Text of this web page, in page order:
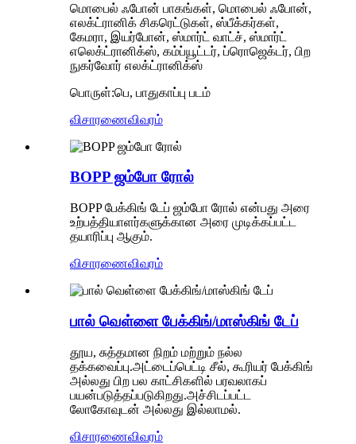
மொபைல் ஃபோன் பாகங்கள், மொபைல் ஃபோன்,
எலக்ட்ரானிக் சிகரெட்டுகள், ஸ்பீக்கர்கள்,
கேமரா, இயர்போன், ஸ்மார்ட் வாட்ச், ஸ்மார்ட்
எலெக்ட்ரானிக்ஸ், கம்ப்யூட்டர், ப்ரொஜெக்டர், பிற
நுகர்வோர் எலக்ட்ரானிக்ஸ்
பொருள்:பெ, பாதுகாப்பு படம்
விசாரணைவிவரம்
BOPP ஜம்போ ரோல்
BOPP பேக்கிங் டேப் ஜம்போ ரோல் என்பது அரை
உற்பத்தியாளர்களுக்கான அரை முடிக்கப்பட்ட
தயாரிப்பு ஆகும்.
விசாரணைவிவரம்
பால் வெள்ளை பேக்கிங்/மாஸ்கிங் டேப்
தூய, சுத்தமான நிறம் மற்றும் நல்ல
தக்கவைப்பு.அட்டைப்பெட்டி சீல், கூரியர் பேக்கிங்
அல்லது பிற பல காட்சிகளில் பரவலாகப்
பயன்படுத்தப்படுகிறது.அச்சிடப்பட்ட
லோகோவுடன் அல்லது இல்லாமல்.
விசாரணைவிவரம்